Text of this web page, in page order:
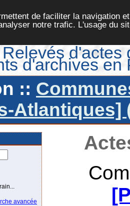
de faciliter la navigation
notre trafic. L'usage du
Relevés d'actes
d'archives en
::
Atlantiques]
avancée